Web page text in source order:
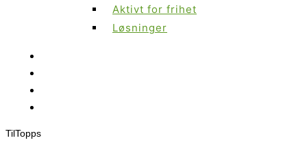
Aktivt for frihet
Løsninger
TilTopps